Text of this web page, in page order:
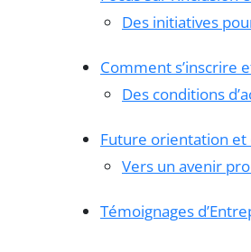
Des initiatives
Comment s’inscrire
Des conditions
Future orientation
Vers un avenir
Témoignages